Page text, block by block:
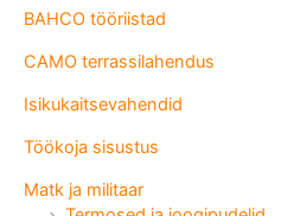
BAHCO tööriistad
CAMO terrassilahendus
Isikukaitsevahendid
Töökoja sisustus
Matk ja militaar